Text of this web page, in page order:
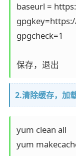
baseurl =
gpgcheck=1
保存，退出
2.清除缓存，加
yum clean all
yum